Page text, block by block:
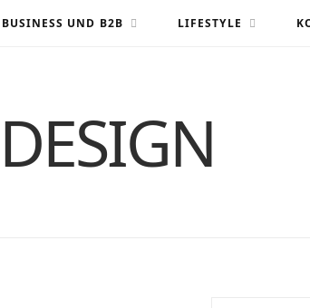
BUSINESS UND B2B LIFESTYLE